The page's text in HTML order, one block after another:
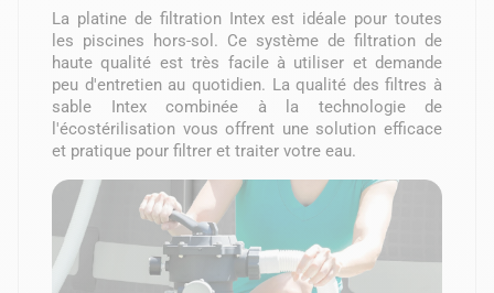
La platine de filtration Intex est idéale pour toutes
les piscines hors-sol. Ce système de filtration de
haute qualité est très facile à utiliser et demande
peu d'entretien au quotidien. La qualité des filtres à
sable Intex combinée à la technologie de
l'écostérilisation vous offrent une solution efficace
et pratique pour filtrer et traiter votre eau.